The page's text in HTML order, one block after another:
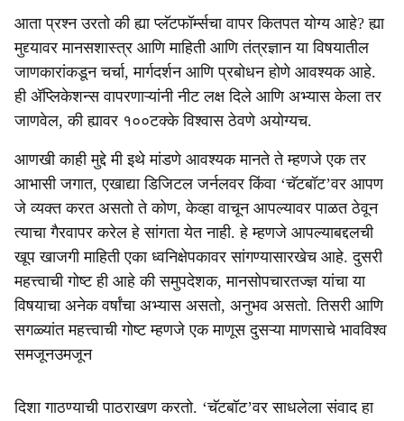
आता प्रश्न उरतो की ह्या प्लॅटफॉर्म्सचा वापर कितपत योग्य आहे? ह्या
मुद्द्यावर मानसशास्त्र आणि माहिती आणि तंत्रज्ञान या विषयातील
जाणकारांकडून चर्चा, मार्गदर्शन आणि प्रबोधन होणे आवश्यक आहे.
ही अ‍ॅप्लिकेशन्स वापरणाऱ्यांनी नीट लक्ष दिले आणि अभ्यास केला तर
जाणवेल, की ह्यावर १००टक्के विश्वास ठेवणे अयोग्यच.
आणखी काही मुद्दे मी इथे मांडणे आवश्यक मानते ते म्हणजे एक तर
आभासी जगात, एखाद्या डिजिटल जर्नलवर किंवा ‘चॅटबॉट’वर आपण
जे व्यक्त करत असतो ते कोण, केव्हा वाचून आपल्यावर पाळत ठेवून
त्याचा गैरवापर करेल हे सांगता येत नाही. हे म्हणजे आपल्याबद्दलची
खूप खाजगी माहिती एका ध्वनिक्षेपकावर सांगण्यासारखेच आहे. दुसरी
महत्त्वाची गोष्ट ही आहे की समुपदेशक, मानसोपचारतज्ज्ञ यांचा या
विषयाचा अनेक वर्षांचा अभ्यास असतो, अनुभव असतो. तिसरी आणि
सगळ्यांत महत्त्वाची गोष्ट म्हणजे एक माणूस दुसऱ्या माणसाचे भावविश्व
समजूनउमजून
दिशा गाठण्याची पाठराखण करतो. ‘चॅटबॉट’वर साधलेला संवाद हा